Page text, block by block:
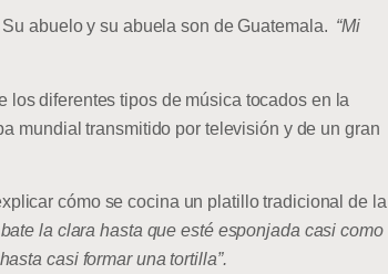
abuelo y su abuela son de Guatemala. “Mi
los diferentes tipos de música tocados en la
mundial transmitido por televisión y de un gran
cómo se cocina un platillo tradicional de la
la clara hasta que esté esponjada casi como
casi formar una tortilla”.